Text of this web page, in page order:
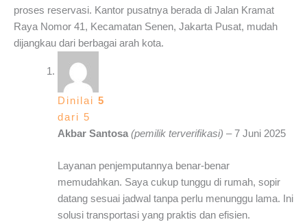
proses reservasi. Kantor pusatnya berada di Jalan Kramat
Raya Nomor 41, Kecamatan Senen, Jakarta Pusat, mudah
dijangkau dari berbagai arah kota.
Dinilai 5
dari 5
Akbar Santosa (pemilik terverifikasi) – 7 Juni 2025
Layanan penjemputannya benar-benar
memudahkan. Saya cukup tunggu di rumah, sopir
datang sesuai jadwal tanpa perlu menunggu lama. Ini
solusi transportasi yang praktis dan efisien.